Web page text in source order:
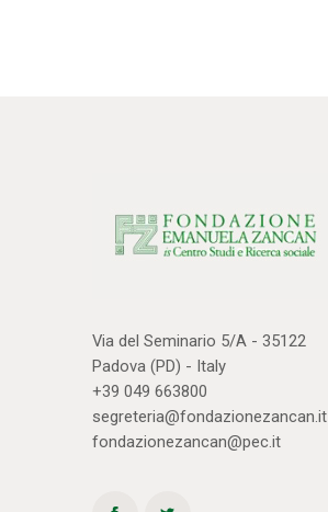
Via del Seminario 5/A - 35122
Padova (PD) - Italy
+39 049 663800
segreteria@fondazionezancan.it
fondazionezancan@pec.it